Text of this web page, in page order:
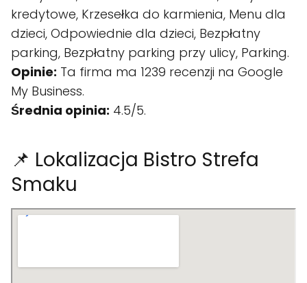
kredytowe, Krzesełka do karmienia, Menu dla
dzieci, Odpowiednie dla dzieci, Bezpłatny
parking, Bezpłatny parking przy ulicy, Parking.
Opinie: Ta firma ma 1239 recenzji na Google
My Business.
Średnia opinia: 4.5/5.
📌 Lokalizacja Bistro Strefa
Smaku